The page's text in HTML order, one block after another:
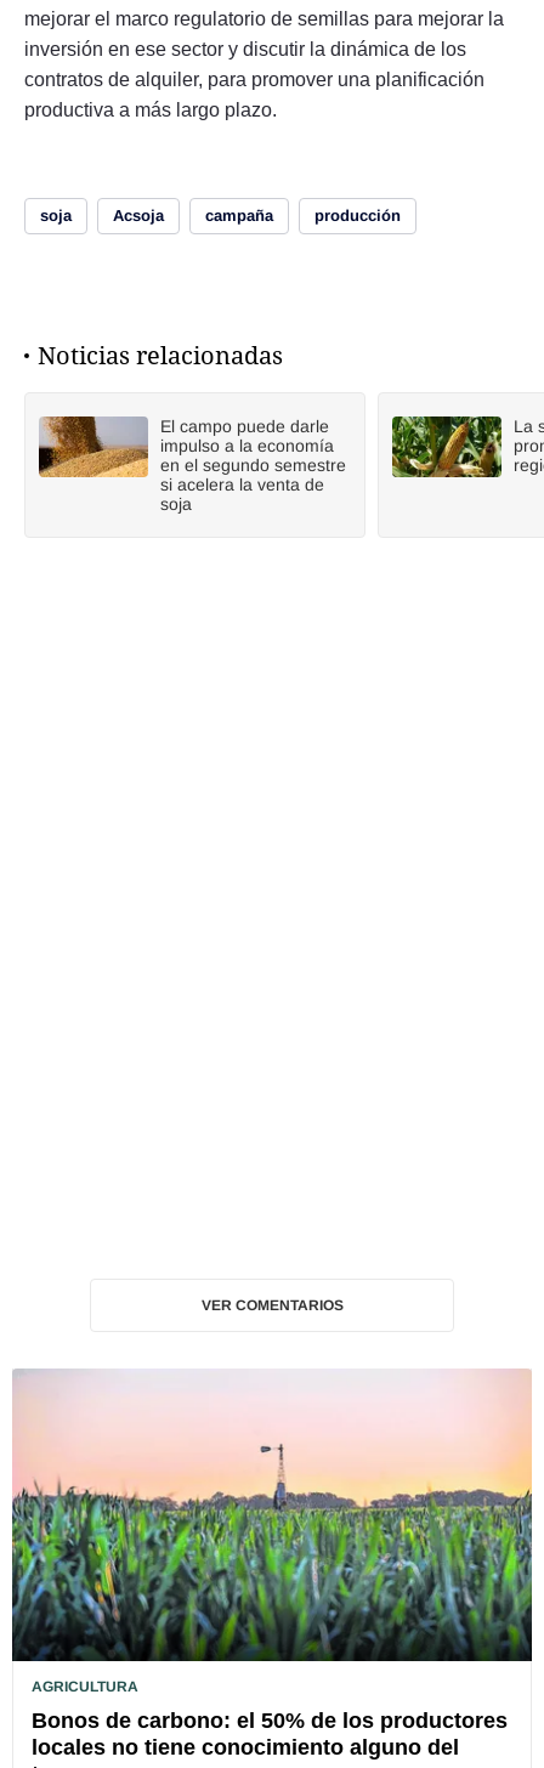
mejorar el marco regulatorio de semillas para mejorar la
inversión en ese sector y discutir la dinámica de los
contratos de alquiler, para promover una planificación
productiva a más largo plazo.
soja Acsoja campaña producción
Noticias relacionadas
El campo puede darle
impulso a la economía
en el segundo semestre
si acelera la venta de
soja
La
VER COMENTARIOS
AGRICULTURA
Bonos de carbono: el 50% de los productores
locales no tiene conocimiento alguno del